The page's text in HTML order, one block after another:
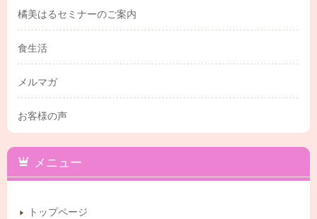
橘美はるセミナーのご案内
食生活
メルマガ
お客様の声
メニュー
トップページ